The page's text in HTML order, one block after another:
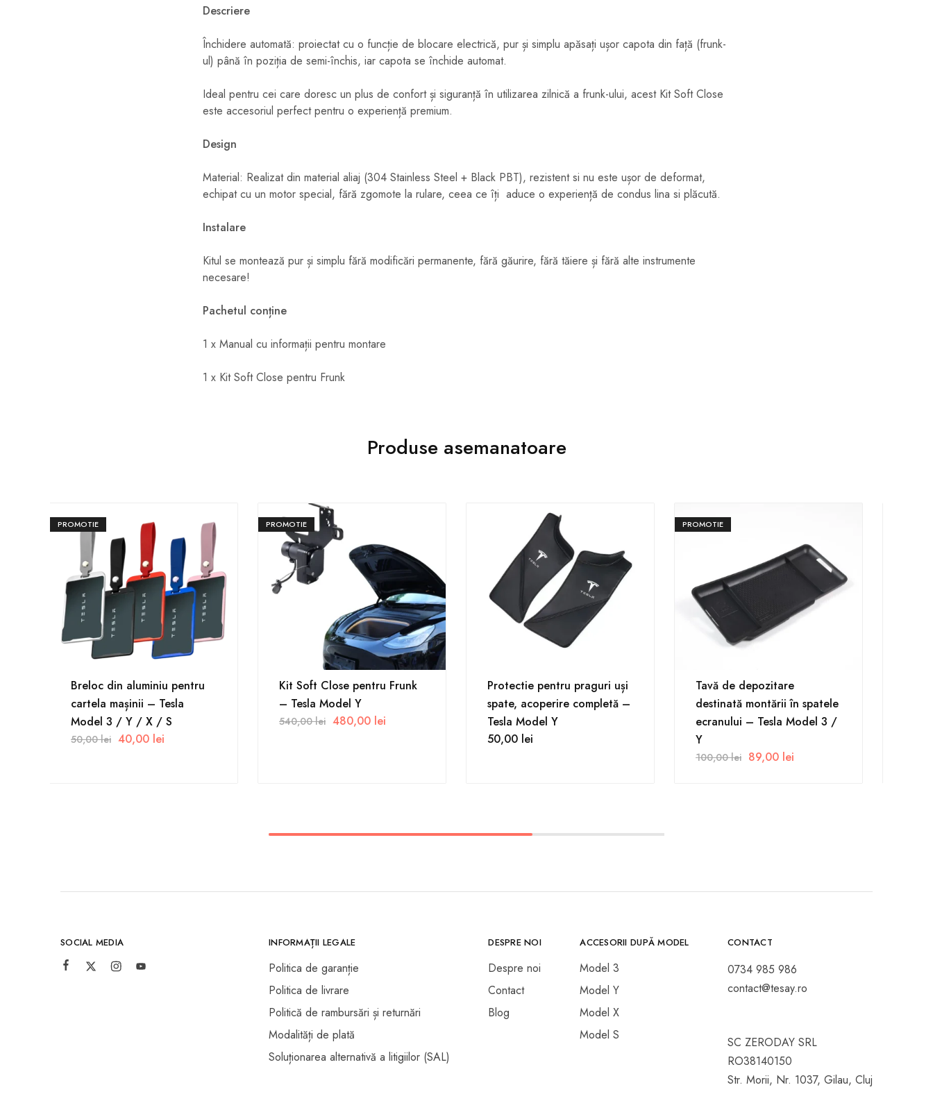
Descriere
Închidere automată: proiectat cu o funcție de blocare electrică, pur și simplu apăsați ușor capota din față (frunk-
ul) până în poziția de semi-închis, iar capota se închide automat.
Ideal pentru cei care doresc un plus de confort și siguranță în utilizarea zilnică a frunk-ului, acest Kit Soft Close
este accesoriul perfect pentru o experiență premium.
Design
Material: Realizat din material aliaj (304 Stainless Steel + Black PBT), rezistent si nu este ușor de deformat,
echipat cu un motor special, fără zgomote la rulare, ceea ce îți aduce o experiență de condus lina si plăcută.
Instalare
Kitul se montează pur și simplu fără modificări permanente, fără găurire, fără tăiere și fără alte instrumente
necesare!
Pachetul conține
1 x Manual cu informații pentru montare
1 x Kit Soft Close pentru Frunk
Produse asemanatoare
PROMOTIE
Breloc din aluminiu pentru
cartela mașinii – Tesla
Model 3 / Y / X / S
50,00lei 40,00 lei
PROMOTIE
Kit Soft Close pentru Frunk
– Tesla Model Y
540,00lei 480,00 lei
Protectie pentru praguri uși
spate, acoperire completă –
Tesla Model Y
50,00 lei
PROMOTIE
Tavă de depozitare
destinată montării în spatele
ecranului – Tesla Model 3 /
Y
100,00lei 89,00 lei
SOCIAL MEDIA INFORMAȚII LEGALE
Politica de garanție
Politica de livrare
Politică de rambursări și returnări
Modalități de plată
Soluționarea alternativă a litigiilor (SAL)
DESPRE NOI
Despre noi
Contact
Blog
ACCESORII DUPĂ MODEL
Model 3
Model Y
Model X
Model S
CONTACT
0734 985 986
contact@tesay.ro
SC ZERODAY SRL
RO38140150
Str. Morii, Nr. 1037, Gilau, Cluj